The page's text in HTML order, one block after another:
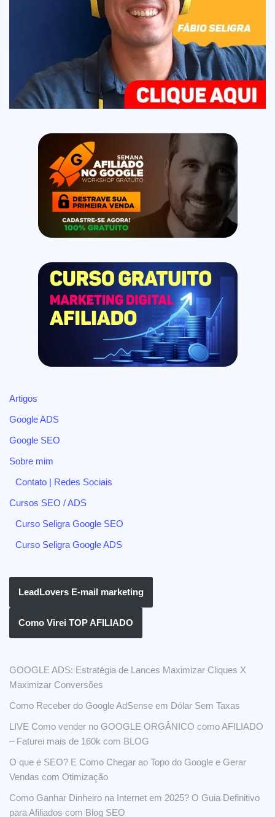
Artigos
Google ADS
Google SEO
Sobre mim
Contato | Redes Sociais
Cursos SEO / ADS
Curso Seligra Google SEO
Curso Seligra Google ADS
LeadLovers E-mail marketing
Como Virei TOP AFILIADO
GOOGLE ADS: Estratégia de Lances Maximizar Cliques X
Maximizar Conversões
Como Receber do Google AdSense em Dólar Sem Taxas
LIVE Como vender no GOOGLE ORGÂNICO como AFILIADO
– Faturei mais de 160k com BLOG
O que é SEO? E Como Chegar ao Topo do Google e Gerar
Vendas com Otimização
Como Ganhar Dinheiro na Internet em 2025? O Guia Definitivo
para Afiliados com Blog SEO